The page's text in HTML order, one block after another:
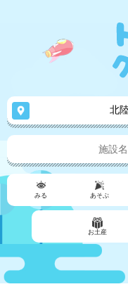
北
みる あそぶ
お土産